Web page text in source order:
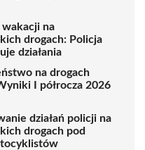
wakacji na
drogach: Policja
działania
na drogach
I półrocza 2026
działań policji na
drogach pod